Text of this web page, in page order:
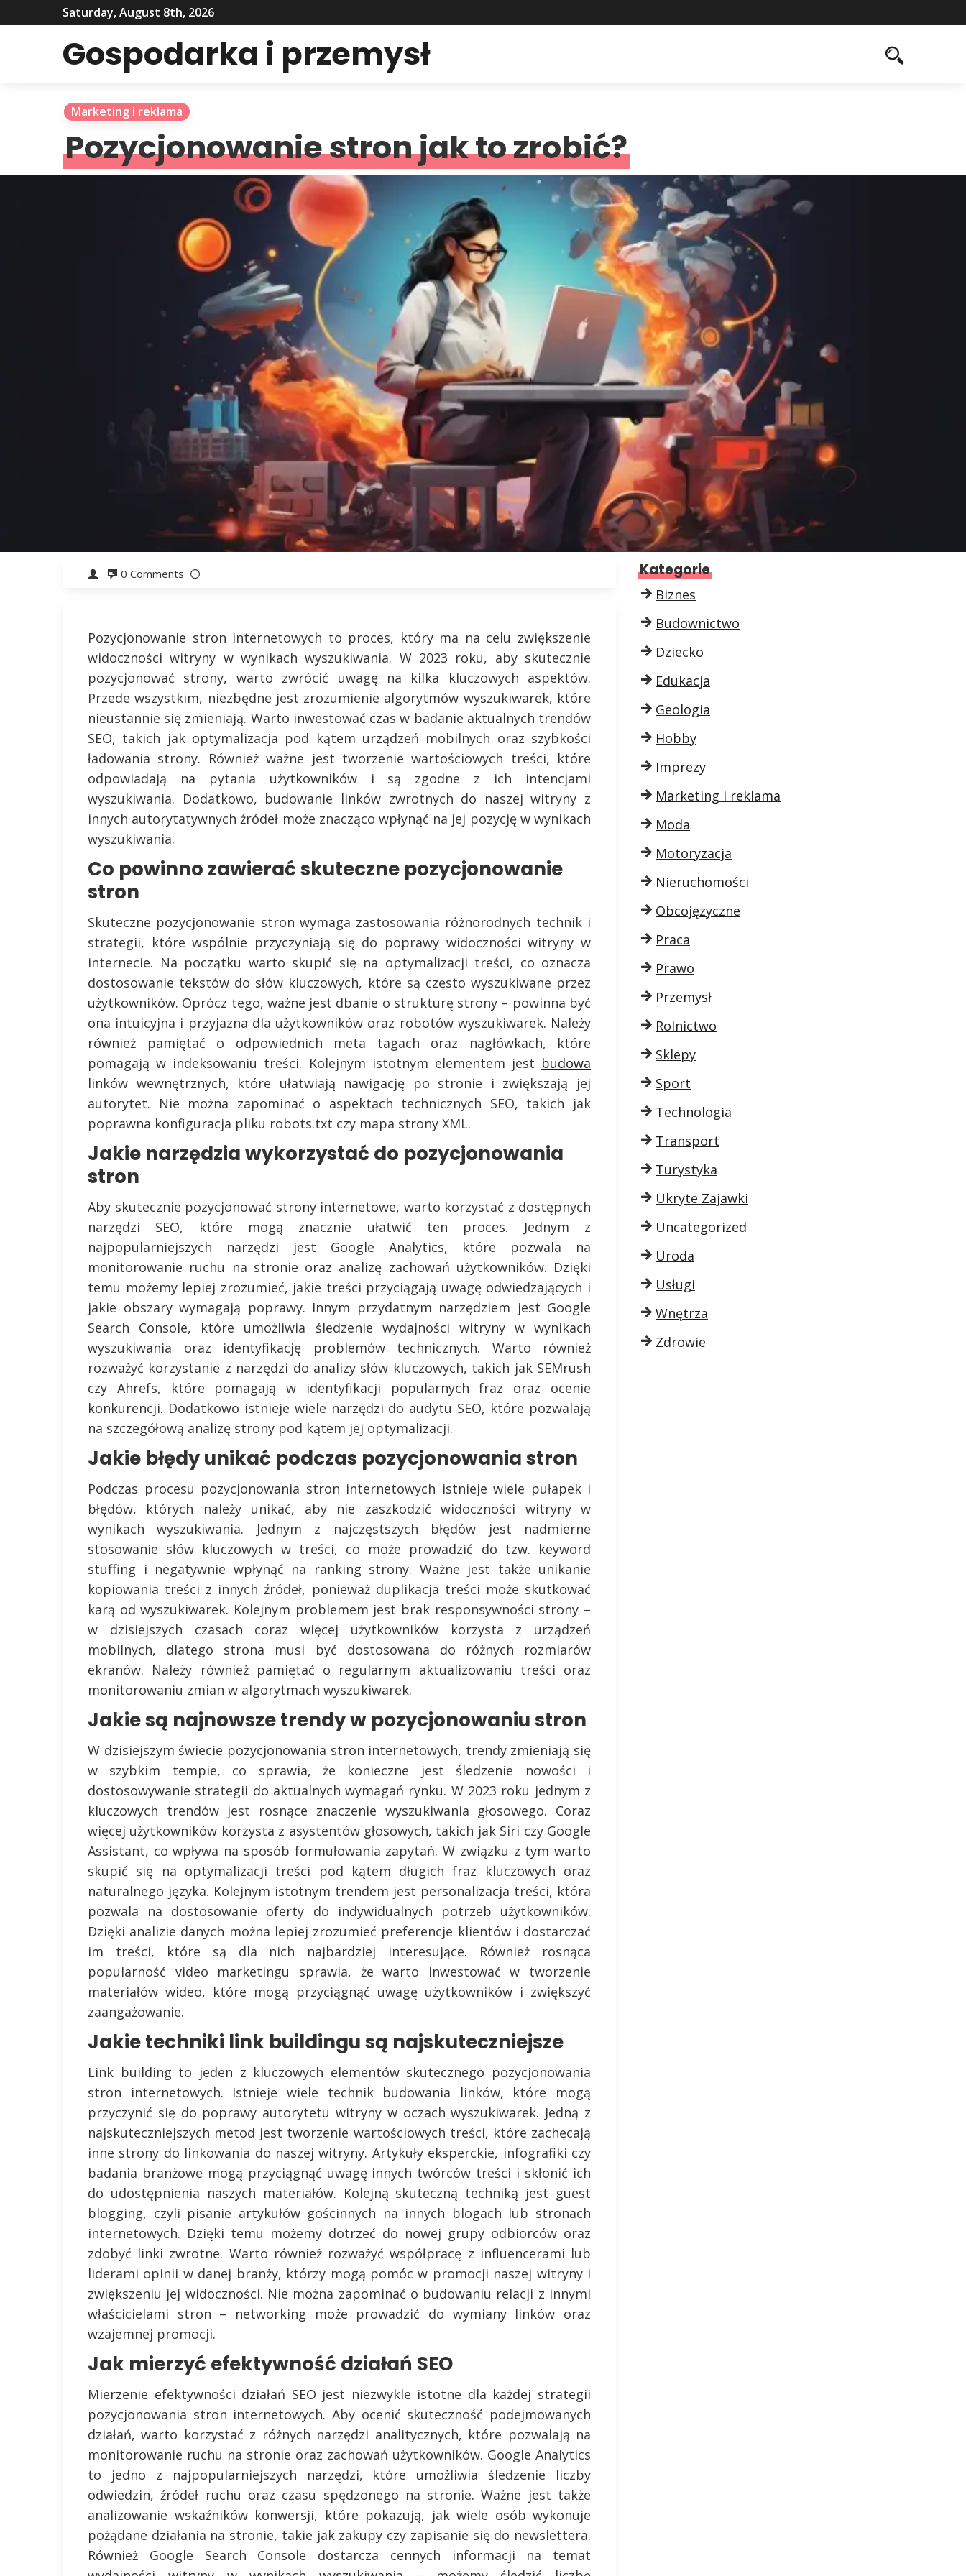
Saturday, August 8th, 2026
Gospodarka i przemysł
Marketing i reklama
Pozycjonowanie stron jak to zrobić?
0 Comments
Pozycjonowanie stron internetowych to proces, który ma na celu zwiększenie
widoczności witryny w wynikach wyszukiwania. W 2023 roku, aby skutecznie
pozycjonować strony, warto zwrócić uwagę na kilka kluczowych aspektów.
Przede wszystkim, niezbędne jest zrozumienie algorytmów wyszukiwarek, które
nieustannie się zmieniają. Warto inwestować czas w badanie aktualnych trendów
SEO, takich jak optymalizacja pod kątem urządzeń mobilnych oraz szybkości
ładowania strony. Również ważne jest tworzenie wartościowych treści, które
odpowiadają na pytania użytkowników i są zgodne z ich intencjami
wyszukiwania. Dodatkowo, budowanie linków zwrotnych do naszej witryny z
innych autorytatywnych źródeł może znacząco wpłynąć na jej pozycję w wynikach
wyszukiwania.
Co powinno zawierać skuteczne pozycjonowanie
stron
Skuteczne pozycjonowanie stron wymaga zastosowania różnorodnych technik i
strategii, które wspólnie przyczyniają się do poprawy widoczności witryny w
internecie. Na początku warto skupić się na optymalizacji treści, co oznacza
dostosowanie tekstów do słów kluczowych, które są często wyszukiwane przez
użytkowników. Oprócz tego, ważne jest dbanie o strukturę strony – powinna być
ona intuicyjna i przyjazna dla użytkowników oraz robotów wyszukiwarek. Należy
również pamiętać o odpowiednich meta tagach oraz nagłówkach, które
pomagają w indeksowaniu treści. Kolejnym istotnym elementem jest budowa
linków wewnętrznych, które ułatwiają nawigację po stronie i zwiększają jej
autorytet. Nie można zapominać o aspektach technicznych SEO, takich jak
poprawna konfiguracja pliku robots.txt czy mapa strony XML.
Jakie narzędzia wykorzystać do pozycjonowania
stron
Aby skutecznie pozycjonować strony internetowe, warto korzystać z dostępnych
narzędzi SEO, które mogą znacznie ułatwić ten proces. Jednym z
najpopularniejszych narzędzi jest Google Analytics, które pozwala na
monitorowanie ruchu na stronie oraz analizę zachowań użytkowników. Dzięki
temu możemy lepiej zrozumieć, jakie treści przyciągają uwagę odwiedzających i
jakie obszary wymagają poprawy. Innym przydatnym narzędziem jest Google
Search Console, które umożliwia śledzenie wydajności witryny w wynikach
wyszukiwania oraz identyfikację problemów technicznych. Warto również
rozważyć korzystanie z narzędzi do analizy słów kluczowych, takich jak SEMrush
czy Ahrefs, które pomagają w identyfikacji popularnych fraz oraz ocenie
konkurencji. Dodatkowo istnieje wiele narzędzi do audytu SEO, które pozwalają
na szczegółową analizę strony pod kątem jej optymalizacji.
Jakie błędy unikać podczas pozycjonowania stron
Podczas procesu pozycjonowania stron internetowych istnieje wiele pułapek i
błędów, których należy unikać, aby nie zaszkodzić widoczności witryny w
wynikach wyszukiwania. Jednym z najczęstszych błędów jest nadmierne
stosowanie słów kluczowych w treści, co może prowadzić do tzw. keyword
stuffing i negatywnie wpłynąć na ranking strony. Ważne jest także unikanie
kopiowania treści z innych źródeł, ponieważ duplikacja treści może skutkować
karą od wyszukiwarek. Kolejnym problemem jest brak responsywności strony –
w dzisiejszych czasach coraz więcej użytkowników korzysta z urządzeń
mobilnych, dlatego strona musi być dostosowana do różnych rozmiarów
ekranów. Należy również pamiętać o regularnym aktualizowaniu treści oraz
monitorowaniu zmian w algorytmach wyszukiwarek.
Jakie są najnowsze trendy w pozycjonowaniu stron
W dzisiejszym świecie pozycjonowania stron internetowych, trendy zmieniają się
w szybkim tempie, co sprawia, że konieczne jest śledzenie nowości i
dostosowywanie strategii do aktualnych wymagań rynku. W 2023 roku jednym z
kluczowych trendów jest rosnące znaczenie wyszukiwania głosowego. Coraz
więcej użytkowników korzysta z asystentów głosowych, takich jak Siri czy Google
Assistant, co wpływa na sposób formułowania zapytań. W związku z tym warto
skupić się na optymalizacji treści pod kątem długich fraz kluczowych oraz
naturalnego języka. Kolejnym istotnym trendem jest personalizacja treści, która
pozwala na dostosowanie oferty do indywidualnych potrzeb użytkowników.
Dzięki analizie danych można lepiej zrozumieć preferencje klientów i dostarczać
im treści, które są dla nich najbardziej interesujące. Również rosnąca
popularność video marketingu sprawia, że warto inwestować w tworzenie
materiałów wideo, które mogą przyciągnąć uwagę użytkowników i zwiększyć
zaangażowanie.
Jakie techniki link buildingu są najskuteczniejsze
Link building to jeden z kluczowych elementów skutecznego pozycjonowania
stron internetowych. Istnieje wiele technik budowania linków, które mogą
przyczynić się do poprawy autorytetu witryny w oczach wyszukiwarek. Jedną z
najskuteczniejszych metod jest tworzenie wartościowych treści, które zachęcają
inne strony do linkowania do naszej witryny. Artykuły eksperckie, infografiki czy
badania branżowe mogą przyciągnąć uwagę innych twórców treści i skłonić ich
do udostępnienia naszych materiałów. Kolejną skuteczną techniką jest guest
blogging, czyli pisanie artykułów gościnnych na innych blogach lub stronach
internetowych. Dzięki temu możemy dotrzeć do nowej grupy odbiorców oraz
zdobyć linki zwrotne. Warto również rozważyć współpracę z influencerami lub
liderami opinii w danej branży, którzy mogą pomóc w promocji naszej witryny i
zwiększeniu jej widoczności. Nie można zapominać o budowaniu relacji z innymi
właścicielami stron – networking może prowadzić do wymiany linków oraz
wzajemnej promocji.
Jak mierzyć efektywność działań SEO
Mierzenie efektywności działań SEO jest niezwykle istotne dla każdej strategii
pozycjonowania stron internetowych. Aby ocenić skuteczność podejmowanych
działań, warto korzystać z różnych narzędzi analitycznych, które pozwalają na
monitorowanie ruchu na stronie oraz zachowań użytkowników. Google Analytics
to jedno z najpopularniejszych narzędzi, które umożliwia śledzenie liczby
odwiedzin, źródeł ruchu oraz czasu spędzonego na stronie. Ważne jest także
analizowanie wskaźników konwersji, które pokazują, jak wiele osób wykonuje
pożądane działania na stronie, takie jak zakupy czy zapisanie się do newslettera.
Również Google Search Console dostarcza cennych informacji na temat
Kategorie
Biznes
Budownictwo
Dziecko
Edukacja
Geologia
Hobby
Imprezy
Marketing i reklama
Moda
Motoryzacja
Nieruchomości
Obcojęzyczne
Praca
Prawo
Przemysł
Rolnictwo
Sklepy
Sport
Technologia
Transport
Turystyka
Ukryte Zajawki
Uncategorized
Uroda
Usługi
Wnętrza
Zdrowie